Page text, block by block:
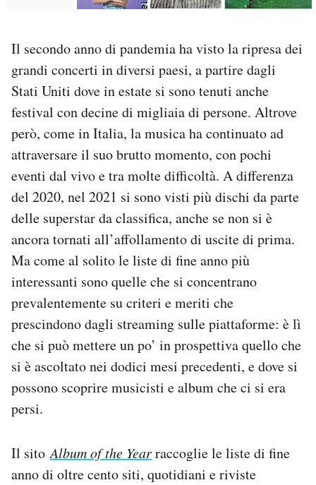
SHOP
CALENDARIO
AREA PERSONALE
Newsletter
Notifiche mobile
Regala il Post
Hai bisogno di aiuto?
Esci
Il secondo anno di pandemia ha visto la ripresa dei
grandi concerti in diversi paesi, a partire dagli
Stati Uniti dove in estate si sono tenuti anche
festival con decine di migliaia di persone. Altrove
però, come in Italia, la musica ha continuato ad
attraversare il suo brutto momento, con pochi
eventi dal vivo e tra molte difficoltà. A differenza
del 2020, nel 2021 si sono visti più dischi da parte
delle superstar da classifica, anche se non si è
ancora tornati all’affollamento di uscite di prima.
Ma come al solito le liste di fine anno più
interessanti sono quelle che si concentrano
prevalentemente su criteri e meriti che
prescindono dagli streaming sulle piattaforme: è lì
che si può mettere un po’ in prospettiva quello che
si è ascoltato nei dodici mesi precedenti, e dove si
possono scoprire musicisti e album che ci si era
persi.
Il sitoAlbum of the Yearraccoglie le liste di fine
anno di oltre cento siti, quotidiani e riviste